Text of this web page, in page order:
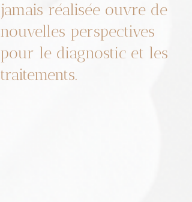
jamais réalisée ouvre de
nouvelles perspectives
pour le diagnostic et les
traitements.